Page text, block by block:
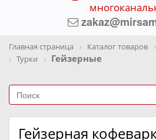
Главная страница Каталог товаров
Турки
Гейзерные
Гейзерная